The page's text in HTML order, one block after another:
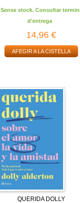
Sense stock. Consultar
d'entrega
14,96 €
AFEGIR A LA CISTELLA
QUERIDA DOLLY